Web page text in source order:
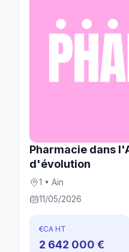
Pharmacie dans
d'évolution
1 • Ain
11/05/2026
€CA HT
2 642 000 €